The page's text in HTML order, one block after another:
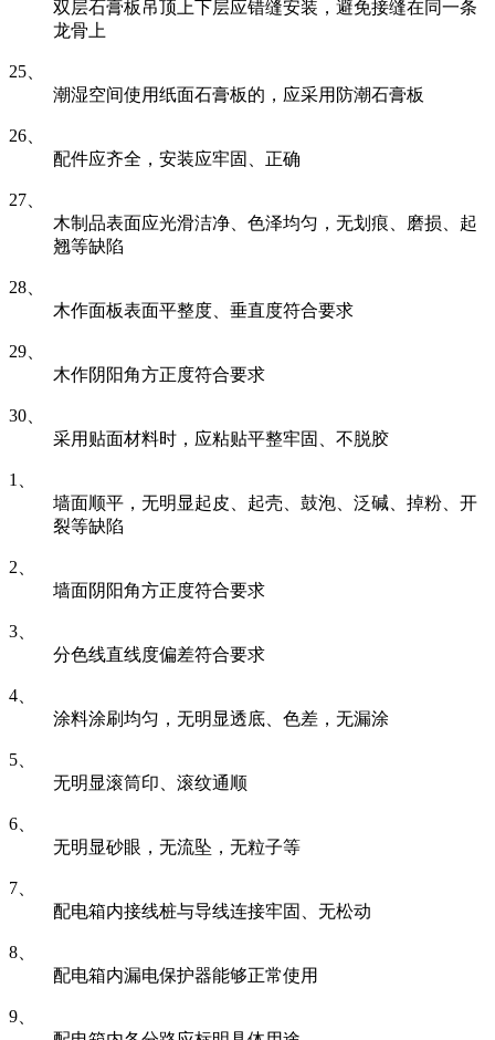
双层石膏板吊顶上下层应错缝安装，避免接缝在同一条
龙骨上
25、
潮湿空间使用纸面石膏板的，应采用防潮石膏板
26、
配件应齐全，安装应牢固、正确
27、
木制品表面应光滑洁净、色泽均匀，无划痕、磨损、起
翘等缺陷
28、
木作面板表面平整度、垂直度符合要求
29、
木作阴阳角方正度符合要求
30、
采用贴面材料时，应粘贴平整牢固、不脱胶
1、
墙面顺平，无明显起皮、起壳、鼓泡、泛碱、掉粉、开
裂等缺陷
2、
墙面阴阳角方正度符合要求
3、
分色线直线度偏差符合要求
4、
涂料涂刷均匀，无明显透底、色差，无漏涂
5、
无明显滚筒印、滚纹通顺
6、
无明显砂眼，无流坠，无粒子等
7、
配电箱内接线桩与导线连接牢固、无松动
8、
配电箱内漏电保护器能够正常使用
9、